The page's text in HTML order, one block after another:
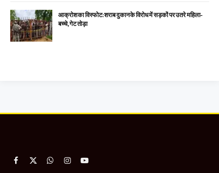
आक्रोश का विस्फोट: शराब दुकान के विरोध में सड़कों पर उतरे महिला-
बच्चे, गेट तोड़ा
Facebook
X
WhatsApp
InstagramYouTube